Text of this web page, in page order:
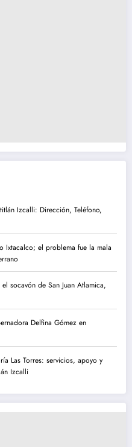
Izcalli: Dirección, Teléfono,
Ixtacalco; el problema fue la mala
socavón de San Juan Atlamica,
Delfina Gómez en
Las Torres: servicios, apoyo y
Izcalli